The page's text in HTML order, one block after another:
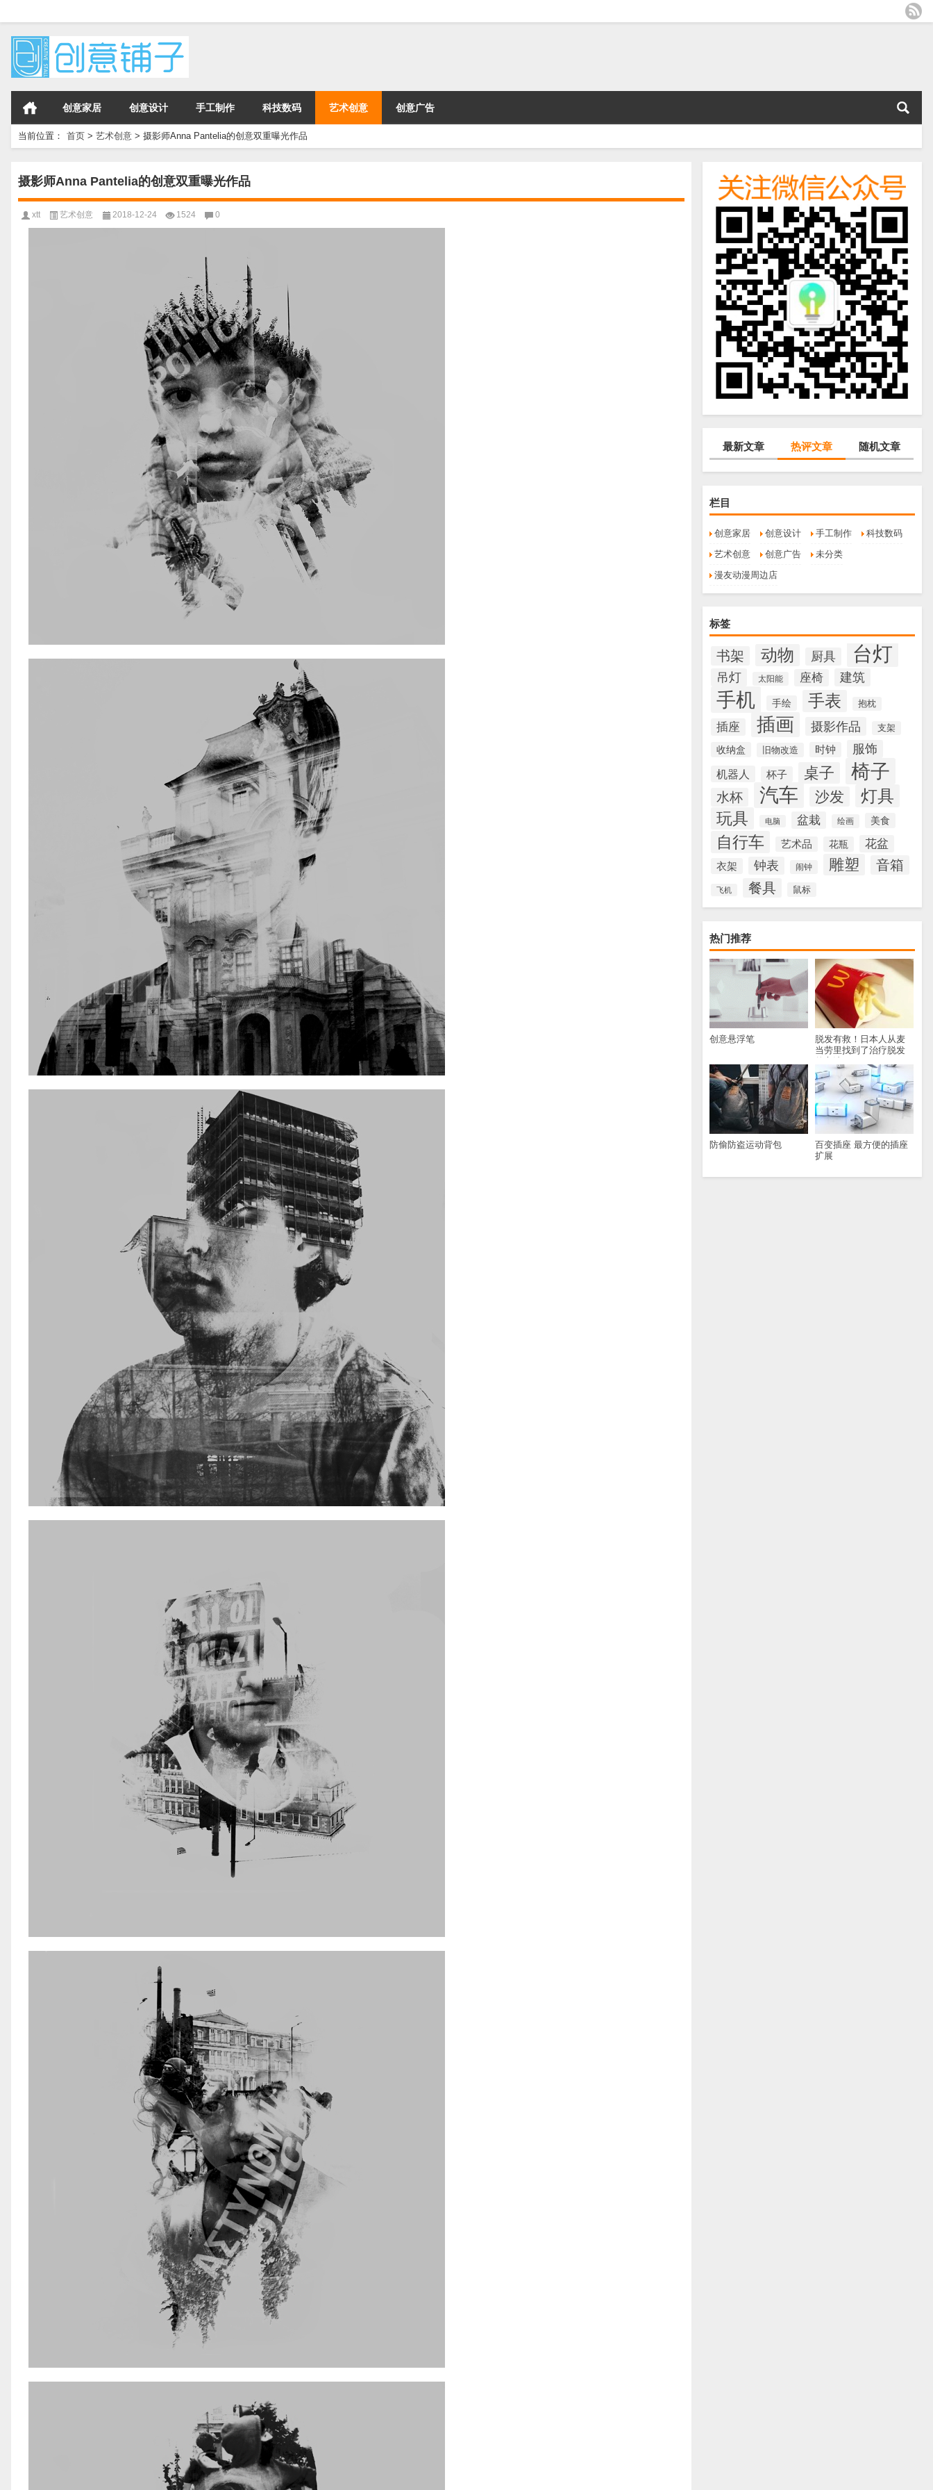
创意家居 创意设计 手工制作 科技数码 艺术创意 创意广告
当前位置： 首页 > 艺术创意 > 摄影师Anna Pantelia的创意双重曝光作品
最新文章 热评文章 随机文章
栏目
创意家居 创意设计 手工制作
科技数码
艺术创意
创意广告
未分类
漫友动漫周边店
标签
书架 动物 厨具 台灯
吊灯 太阳能 座椅 建筑
手机 手绘 手表 抱枕
插座 插画 摄影作品 支架
收纳盒 旧物改造 时钟 服饰
机器人 杯子 桌子 椅子
水杯 汽车 沙发 灯具
玩具 电脑 盆栽 绘画 美食
自行车 艺术品 花瓶 花盆
衣架 钟表 闹钟 雕塑 音箱
飞机 餐具 鼠标
热门推荐
创意悬浮笔
脱发有救！日本人从麦
当劳里找到了治疗脱发
防偷防盗运动背包
百变插座 最方便的插座
扩展
摄影师Anna Pantelia的创意双重曝光作品
xtt 艺术创意 2018-12-24 1524 0